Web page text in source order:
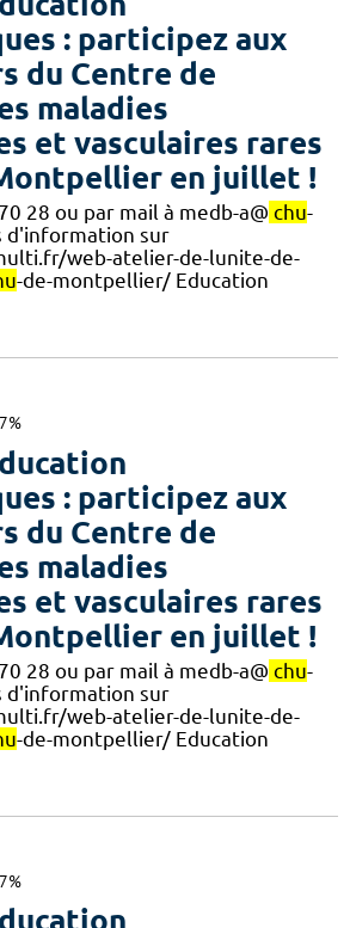
: participez aux
du Centre de
maladies
et vasculaires rares
en juillet !
28 ou par mail à medb-a@ chu-
d'information sur
web-atelier-de-lunite-de-
-de-montpellier/ Education
: participez aux
du Centre de
maladies
et vasculaires rares
en juillet !
28 ou par mail à medb-a@ chu-
d'information sur
web-atelier-de-lunite-de-
-de-montpellier/ Education